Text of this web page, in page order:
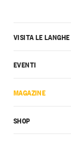
VISITA LE LANGHE
EVENTI
MAGAZINE
SHOP